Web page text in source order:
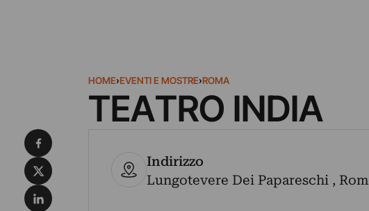
HOME›EVENTI E MOSTRE›ROMA
TEATRO INDIA
Indirizzo
Lungotevere Dei Papareschi ,
Condividi su Facebook
Condividi su X
Condividi su LinkedIn